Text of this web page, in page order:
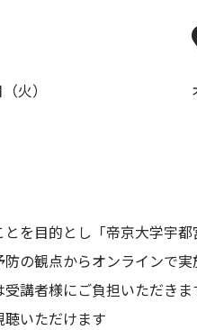
火）
を目的とし「帝京大学宇都
の観点からオンラインで実
講者様にご負担いただきま
いただけます